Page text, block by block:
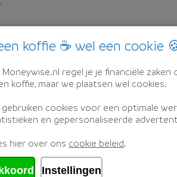
koffie ☕ wel een cookie
Moneywise.nl regel je je financiële zaken
koffie, maar we plaatsen wel cookies.
gebruiken cookies voor een optimale
en gepersonaliseerde
hier over ons cookie beleid.
Instellingen